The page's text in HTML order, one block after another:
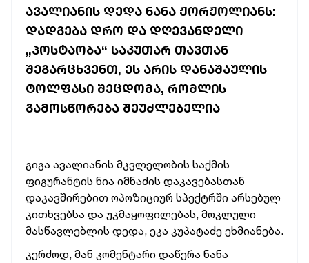
ᲐᲕᲐᲚᲘᲐᲜᲘᲡ ᲓᲔᲓᲐ ᲜᲐᲜᲐ ᲟᲝᲠᲟᲝᲚᲘᲐᲜᲡ:
ᲓᲐᲓᲒᲔᲑᲐ ᲓᲠᲝ ᲓᲐ ᲓᲦᲔᲕᲐᲜᲓᲔᲚᲘ
„ᲞᲝᲡᲢᲐᲝᲑᲐ“ ᲡᲐᲙᲣᲗᲐᲠ ᲗᲐᲕᲗᲐᲜ
ᲨᲔᲒᲐᲠᲪᲮᲕᲔᲜᲗ, ᲔᲡ ᲐᲠᲘᲡ ᲓᲐᲜᲐᲨᲐᲣᲚᲘᲡ
ᲢᲝᲚᲤᲐᲡᲘ ᲨᲔᲪᲓᲝᲛᲐ, ᲠᲝᲛᲚᲘᲡ
ᲒᲐᲛᲝᲡᲬᲝᲠᲔᲑᲐ ᲨᲔᲣᲫᲚᲔᲑᲔᲚᲘᲐ
გიგა ავალიანის მკვლელობის საქმის
ფიგურანტის ნია იმნაძის დაკავებასთან
დაკავშირებით ოპოზიციურ სპექტრში არსებულ
კითხვებსა და უკმაყოფილებას, მოკლული
მასწავლებლის დედა, ეკა კუპატაძე ეხმიანება.
კერძოდ, მან კომენტარი დაწერა ნანა